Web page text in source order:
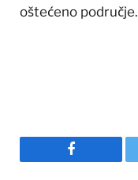
oštećeno područje.
Facebook